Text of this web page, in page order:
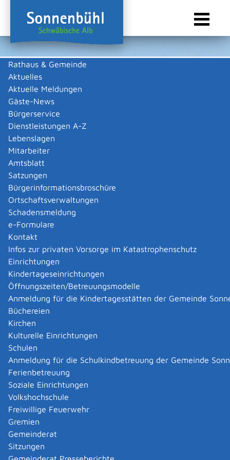
Rathaus & Gemeinde
Aktuelles
Aktuelle Meldungen
Gäste-News
Bürgerservice
Dienstleistungen A-Z
Lebenslagen
Mitarbeiter
Amtsblatt
Satzungen
Bürgerinformationsbroschüre
Ortschaftsverwaltungen
Schadensmeldung
e-Formulare
Kontakt
Infos zur privaten Vorsorge im Katastrophenschutz
Einrichtungen
Kindertageseinrichtungen
Öffnungszeiten/Betreuungsmodelle
Anmeldung für die Kindertagesstätten der Gemeinde
Büchereien
Kirchen
Kulturelle Einrichtungen
Schulen
Anmeldung für die Schulkindbetreuung der Gemeinde
Ferienbetreuung
Soziale Einrichtungen
Volkshochschule
Freiwillige Feuerwehr
Gremien
Gemeinderat
Sitzungen
Sie sind hier:
Gewerbeliste
Möck, Ronny
Beschreibung
Fahrzeughandel
Ronny Möck
Zurück
| |